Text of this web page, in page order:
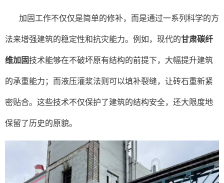
加固工作不仅仅是简单的修补，而是通过一系列科学的方
法来增强建筑的稳定性和抗灾能力。例如，现代的甘肃碳纤
维加固技术能够在不破坏原有结构的前提下，大幅提升建筑
的承重能力；而液压灌浆法则可以填补裂缝，让砖石重新紧
密贴合。这些技术不仅保护了建筑的结构安全，还大限度地
保留了历史的原貌。